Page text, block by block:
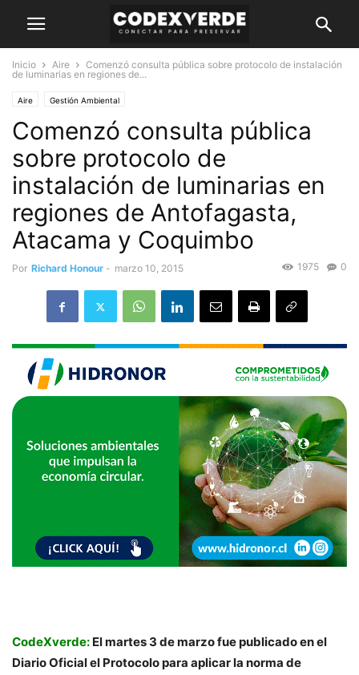
Inicio Aire
Comenzó consulta pública sobre protocolo de instalación
de luminarias en regiones de...
Aire Gestión Ambiental
Comenzó consulta pública
sobre protocolo de
instalación de luminarias en
regiones de Antofagasta,
Atacama y Coquimbo
Por Richard Honour - marzo 10, 2015 0
1975
CodeXverde: El martes 3 de marzo fue publicado en el
Diario Oficial el Protocolo para aplicar la norma de